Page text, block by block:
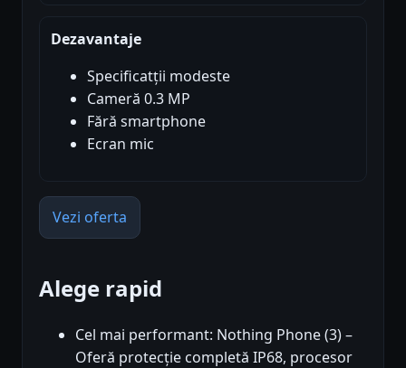
Dezavantaje
Specificatții modeste
Cameră 0.3 MP
Fără smartphone
Ecran mic
Vezi oferta
Alege rapid
Cel mai performant: Nothing Phone (3) –
Oferă protecție completă IP68, procesor